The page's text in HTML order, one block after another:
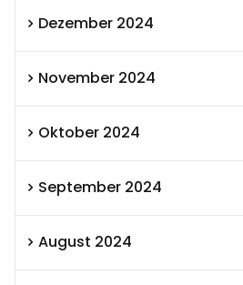
Dezember 2024
November 2024
Oktober 2024
September 2024
August 2024